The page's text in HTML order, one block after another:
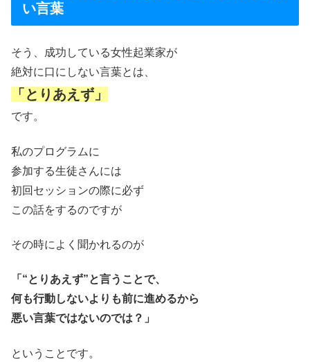
い言葉
そう、成功している女性起業家が
絶対に口にしない言葉とは、
「とりあえず」
です。
私のプログラムに
参加する生徒さんには
初回セッションの際に必ず
この話をするのですが
その時によく聞かれるのが
「“とりあえず”と言うことで、
何も行動しないよりも前に進めるから
悪い言葉ではないのでは？」
ということです。